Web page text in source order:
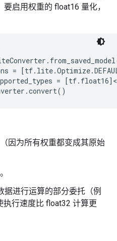
启用权重的 float16 量化，
=
=
因为所有权重都变成其原始
据进行运算的部分委托（例
执行速度比 float32 计算更